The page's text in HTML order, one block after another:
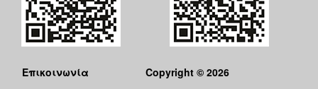
Επικοινωνία
Copyright © 2026